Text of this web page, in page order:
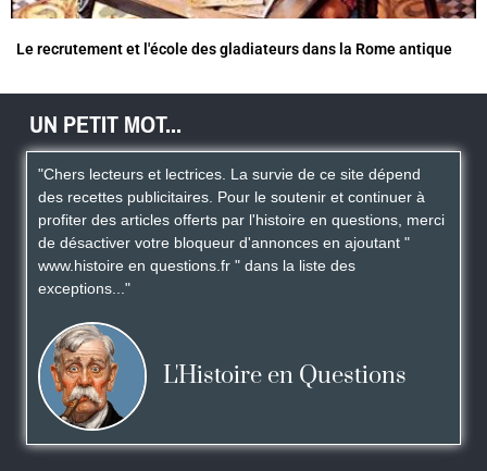
Le recrutement et l'école des gladiateurs dans la Rome antique
UN PETIT MOT...
"Chers lecteurs et lectrices. La survie de ce site dépend
des recettes publicitaires. Pour le soutenir et continuer à
profiter des articles offerts par l'histoire en questions, merci
de désactiver votre bloqueur d'annonces en ajoutant "
www.histoire en questions.fr " dans la liste des
exceptions..."
L'Histoire en Questions